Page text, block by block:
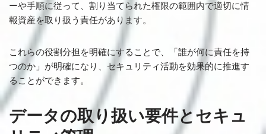
ーや手順に従って、割り当てられた権限の範囲内で適切に情
報資産を取り扱う責任があります。
これらの役割分担を明確にすることで、「誰が何に責任を持
つのか」が明確になり、セキュリティ活動を効果的に推進す
ることができます。
データの取り扱い要件とセキュ